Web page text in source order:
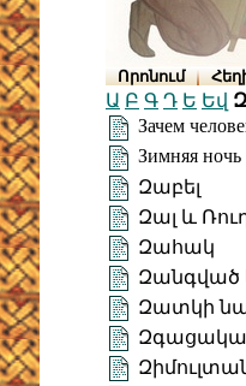
Որոնում
Ա Բ Գ Դ Ե Եվ Զ
Зачем
Зимняя ночь
Զաբել
Զալ և
Զահակ
Զանգված
Զատկի